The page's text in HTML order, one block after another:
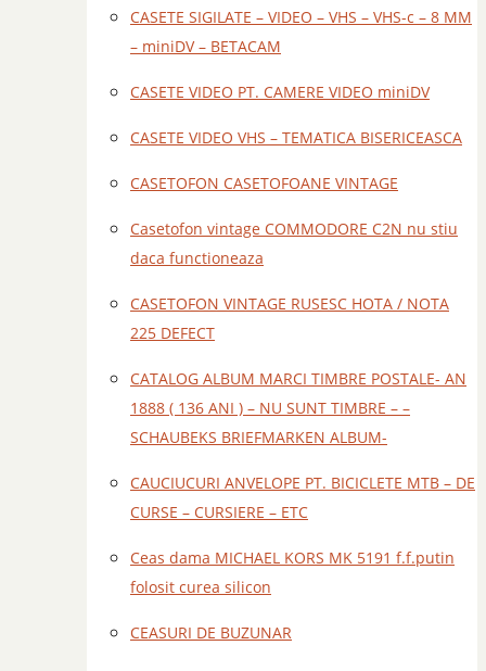
CASETE SIGILATE – VIDEO – VHS – VHS-c – 8 MM
– miniDV – BETACAM
CASETE VIDEO PT. CAMERE VIDEO miniDV
CASETE VIDEO VHS – TEMATICA BISERICEASCA
CASETOFON CASETOFOANE VINTAGE
Casetofon vintage COMMODORE C2N nu stiu
daca functioneaza
CASETOFON VINTAGE RUSESC HOTA / NOTA
225 DEFECT
CATALOG ALBUM MARCI TIMBRE POSTALE- AN
1888 ( 136 ANI ) – NU SUNT TIMBRE – –
SCHAUBEKS BRIEFMARKEN ALBUM-
CAUCIUCURI ANVELOPE PT. BICICLETE MTB – DE
CURSE – CURSIERE – ETC
Ceas dama MICHAEL KORS MK 5191 f.f.putin
folosit curea silicon
CEASURI DE BUZUNAR